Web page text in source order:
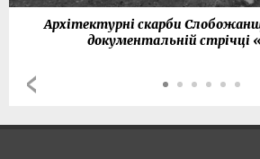
Архітектурні скарби
документальній стрічці